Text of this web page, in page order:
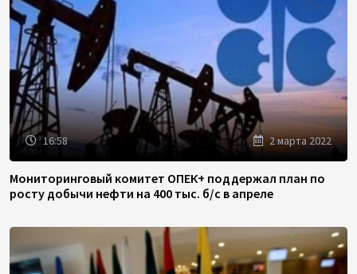
16:58 2 марта 2022
Мониторинговый комитет ОПЕК+ поддержал план по
росту добычи нефти на 400 тыс. б/с в апреле